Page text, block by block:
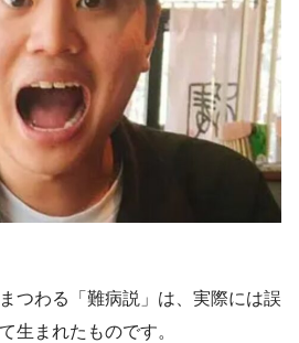
つわる「難病説」は、実際には誤
生まれたものです。